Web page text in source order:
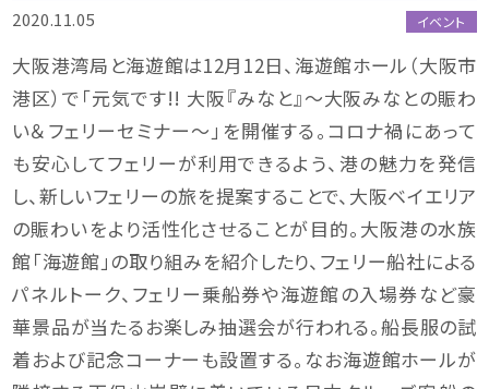
2020.11.05 イベント
大阪港湾局と海遊館は12月12日、海遊館ホール（大阪市
港区）で「元気です!! 大阪『みなと』～大阪みなとの賑わ
い＆フェリーセミナー～」を開催する。コロナ禍にあって
も安心してフェリーが利用できるよう、港の魅力を発信
し、新しいフェリーの旅を提案することで、大阪ベイエリア
の賑わいをより活性化させることが目的。大阪港の水族
館「海遊館」の取り組みを紹介したり、フェリー船社による
パネルトーク、フェリー乗船券や海遊館の入場券など豪
華景品が当たるお楽しみ抽選会が行われる。船長服の試
着および記念コーナーも設置する。なお海遊館ホールが